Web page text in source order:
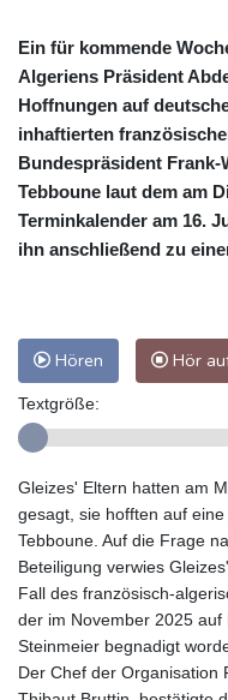
Ein für kommende
Algeriens Präsident
Hoffnungen auf
inhaftierten
Bundespräsident Frank-
Tebboune laut dem am
Terminkalender am 16.
ihn anschließend zu
Hören Hör
Textgröße:
Gleizes' Eltern hatten am
gesagt, sie hofften auf
Tebboune. Auf die Frage
Beteiligung verwies
Fall des französisch-
der im November 2025
Steinmeier begnadigt
Der Chef der Organisation